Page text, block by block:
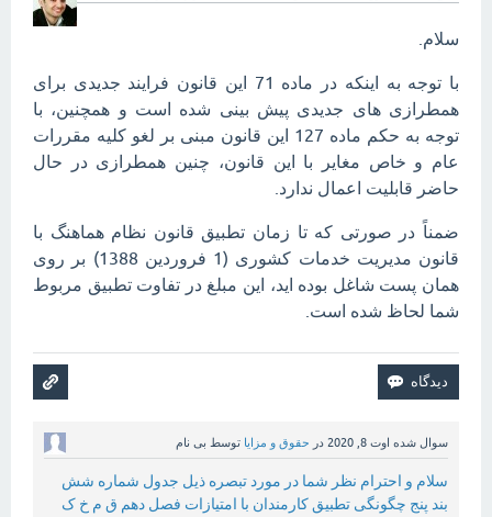
سلام.
با توجه به اینکه در ماده 71 این قانون فرایند جدیدی برای
همطرازی های جدیدی پیش بینی شده است و همچنین، با
توجه به حکم ماده 127 این قانون مبنی بر لغو کلیه مقررات
عام و خاص مغایر با این قانون، چنین همطرازی در حال
حاضر قابلیت اعمال ندارد.
ضمناً در صورتی که تا زمان تطبیق قانون نظام هماهنگ با
قانون مدیریت خدمات کشوری (1 فروردین 1388) بر روی
همان پست شاغل بوده اید، این مبلغ در تفاوت تطبیق مربوط
شما لحاظ شده است.
سوال شده اوت 8, 2020 در حقوق و مزایا توسط بی نام
سلام و احترام نظر شما در مورد تبصره ذیل جدول شماره شش
بند پنج چگونگی تطبیق کارمندان با امتیازات فصل دهم ق م خ ک